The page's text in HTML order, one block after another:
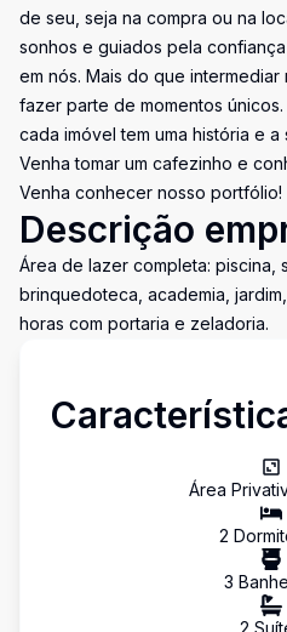
de seu, seja na compra ou na
sonhos e guiados pela
em nós. Mais do que
fazer parte de momentos
cada imóvel tem uma história e
Venha tomar um cafezinho e
Venha conhecer nosso portfólio!
Descrição
Área de lazer completa: piscina,
brinquedoteca, academia,
horas com portaria e zeladoria.
Área
2
3
2